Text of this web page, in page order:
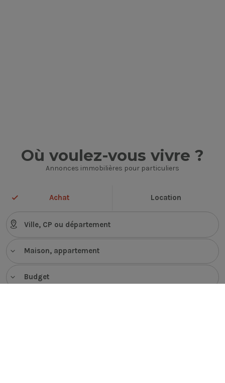
Où voulez-vous vivre ?
Annonces immobilières pour particuliers
Maison, appartement
Budget
Achat Location